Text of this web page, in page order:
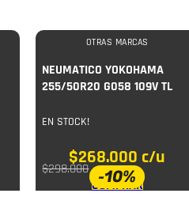
OTRAS MARCAS
NEUMATICO YOKOHAMA
255/50R20 G058 109V TL
EN STOCK!
$268.000 c/u
$298.000
COMPRAR
-10%